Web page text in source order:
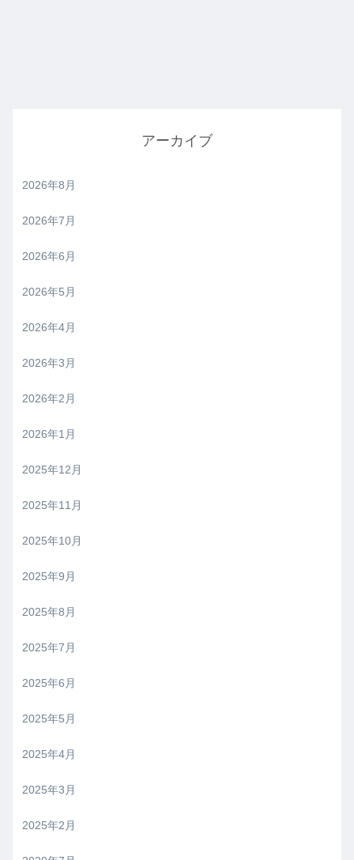
アーカイブ
2026年8月
2026年7月
2026年6月
2026年5月
2026年4月
2026年3月
2026年2月
2026年1月
2025年12月
2025年11月
2025年10月
2025年9月
2025年8月
2025年7月
2025年6月
2025年5月
2025年4月
2025年3月
2025年2月